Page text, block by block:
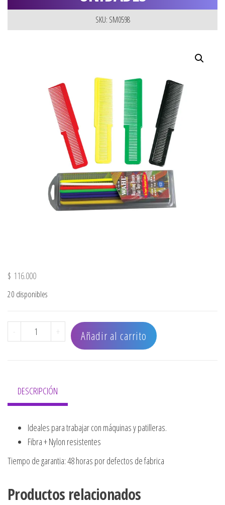
SKU: SM0598
$ 116.000
20 disponibles
- CAJA DE PEINES COLORES x12 UNIDADES cantidad
+ Añadir al carrito
DESCRIPCIÓN
Ideales para trabajar con máquinas y patilleras.
Fibra + Nylon resistentes
Tiempo de garantia: 48 horas por defectos de fabrica
Productos relacionados